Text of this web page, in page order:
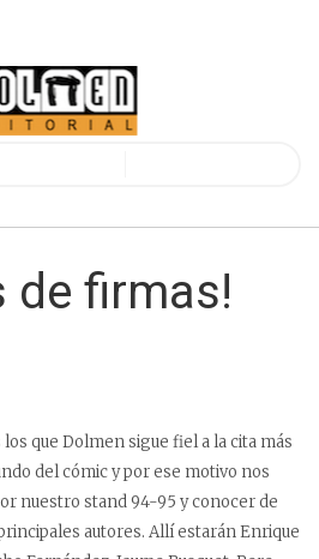
de firmas!
que Dolmen sigue fiel a la cita más
del cómic y por ese motivo nos
nuestro stand 94-95 y conocer de
autores. Allí estarán Enrique